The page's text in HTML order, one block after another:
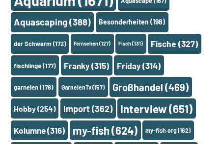
Aquascaping(388) Besonderheiten (198)
der Schwarm(172) Fernsehen(127) Fisch(131) Fische (327)
fischlinge(177) Franky(315) Friday(314)
garnelen(178) GarnelenTv(157) Großhandel (469)
Hobby(254) Import(362) Interview(651)
Kolumne(316) my-fish(624) my-fish.org(162)